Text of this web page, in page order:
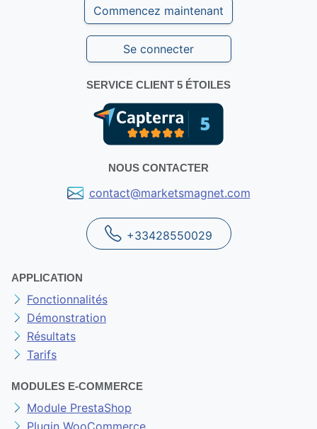
Commencez maintenant
Se connecter
SERVICE CLIENT 5 ÉTOILES
NOUS CONTACTER
contact@marketsmagnet.com
+33428550029
APPLICATION
Fonctionnalités
Démonstration
Résultats
Tarifs
MODULES E-COMMERCE
Module PrestaShop
Plugin WooCommerce